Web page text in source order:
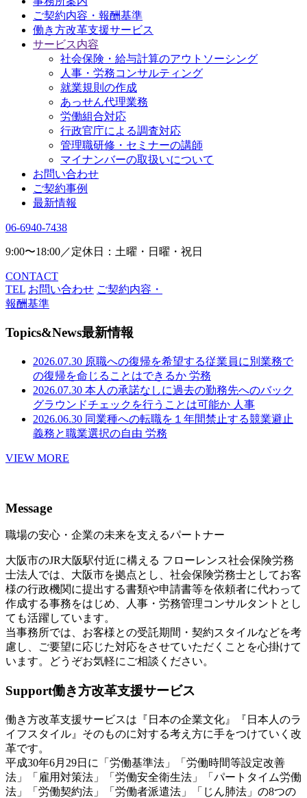
ご契約内容・報酬基準
働き方改革支援サービス
サービス内容
社会保険・給与計算のアウトソーシング
人事・労務コンサルティング
就業規則の作成
あっせん代理業務
労働組合対応
行政官庁による調査対応
管理職研修・セミナーの講師
マイナンバーの取扱いについて
お問い合わせ
ご契約事例
最新情報
06-6940-7438
9:00〜18:00／定休日：土曜・日曜・祝日
CONTACT
TEL お問い合わせ ご契約内容・
報酬基準
Topics&News最新情報
2026.07.30 原職への復帰を希望する従業員に別業務で
の復帰を命じることはできるか 労務
2026.07.30 本人の承諾なしに過去の勤務先へのバック
グラウンドチェックを行うことは可能か 人事
2026.06.30 同業種への転職を１年間禁止する競業避止
義務と職業選択の自由 労務
VIEW MORE
Message
職場の安心・企業の未来を支えるパートナー
大阪市のJR大阪駅付近に構える フローレンス社会保険労務
士法人では、大阪市を拠点とし、社会保険労務士としてお客
様の行政機関に提出する書類や申請書等を依頼者に代わって
作成する事務をはじめ、人事・労務管理コンサルタントとし
ても活躍しています。
当事務所では、お客様との受託期間・契約スタイルなどを考
慮し、ご要望に応じた対応をさせていただくことを心掛けて
います。どうぞお気軽にご相談ください。
Support働き方改革支援サービス
働き方改革支援サービスは『日本の企業文化』『日本人のラ
イフスタイル』そのものに対する考え方に手をつけていく改
革です。
平成30年6月29日に「労働基準法」「労働時間等設定改善
法」「雇用対策法」「労働安全衛生法」「パートタイム労働
法」「労働契約法」「労働者派遣法」「じん肺法」の8つの